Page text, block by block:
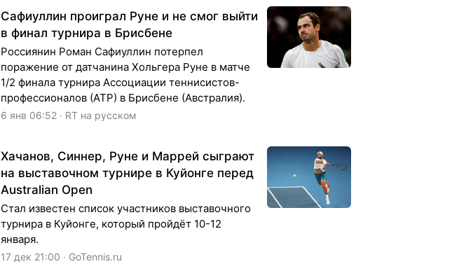
Сафиуллин проиграл Руне и не смог выйти
в финал турнира в Брисбене
Россиянин Роман Сафиуллин потерпел
поражение от датчанина Хольгера Руне в матче
1/2 финала турнира Ассоциации теннисистов-
профессионалов (ATP) в Брисбене (Австралия).
6 янв 06:52 · RT на русском
Хачанов, Синнер, Руне и Маррей сыграют
на выставочном турнире в Куйонге перед
Australian Open
Стал известен список участников выставочного
турнира в Куйонге, который пройдёт 10-12
января.
17 дек 21:00 · GoTennis.ru